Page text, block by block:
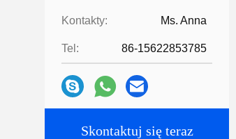
Kontakty: Ms. Anna
Tel: 86-15622853785
Skontaktuj się teraz